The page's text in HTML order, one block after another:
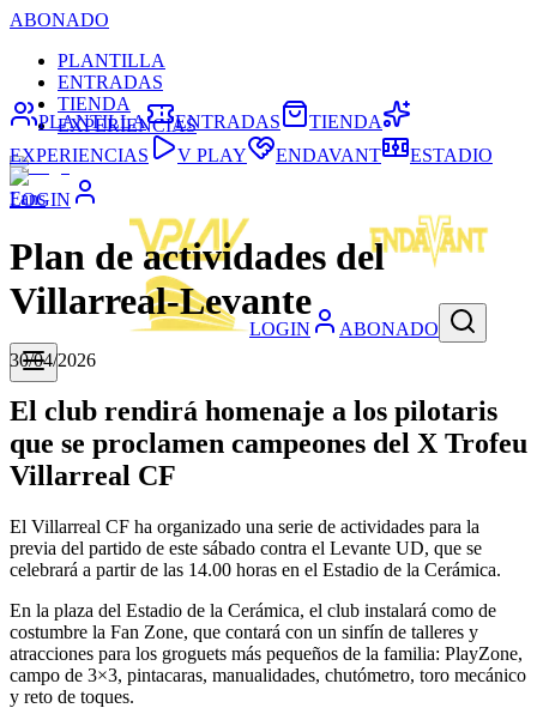
ABONADO
PLANTILLA
ENTRADAS
TIENDA
EXPERIENCIAS
LOGIN
LOGIN ABONADO
PLANTILLA ENTRADAS
TIENDA
EXPERIENCIAS
V PLAY ENDAVANT ESTADIO
Fans
Plan de actividades del
Villarreal-Levante
30/04/2026
El club rendirá homenaje a los pilotaris
que se proclamen campeones del X Trofeu
Villarreal CF
El Villarreal CF ha organizado una serie de actividades para la
previa del partido de este sábado contra el Levante UD, que se
celebrará a partir de las 14.00 horas en el Estadio de la Cerámica.
En la plaza del Estadio de la Cerámica, el club instalará como de
costumbre la Fan Zone, que contará con un sinfín de talleres y
atracciones para los groguets más pequeños de la familia: PlayZone,
campo de 3×3, pintacaras, manualidades, chutómetro, toro mecánico
y reto de toques.